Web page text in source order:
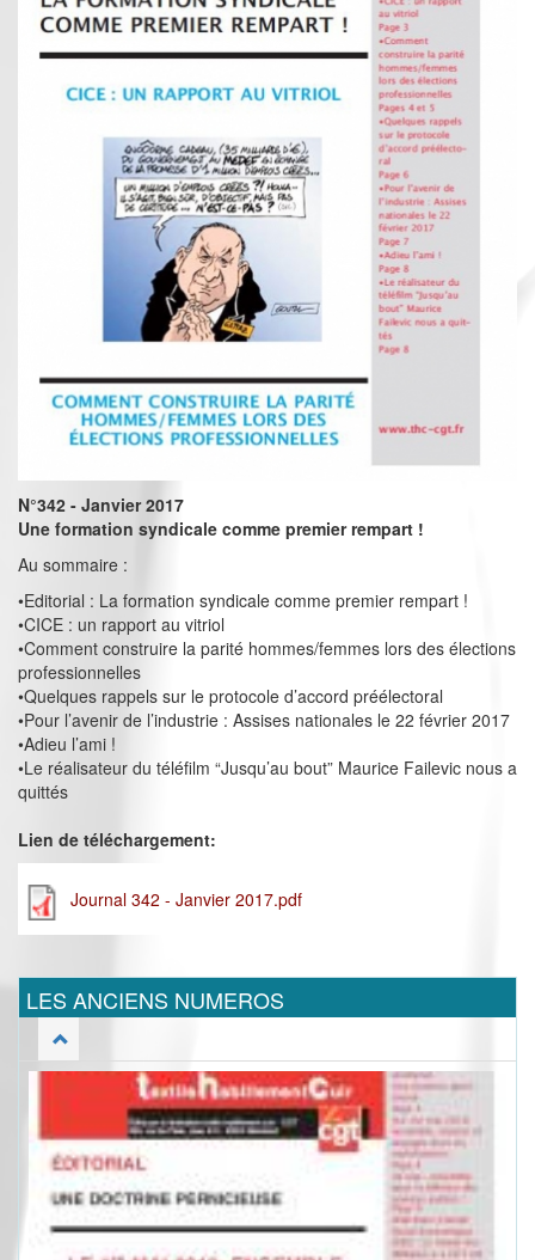
N°342 - Janvier 2017
Une formation syndicale comme premier rempart !
Au sommaire :
•Editorial : La formation syndicale comme premier rempart !
•CICE : un rapport au vitriol
•Comment construire la parité hommes/femmes lors des élections
professionnelles
•Quelques rappels sur le protocole d’accord préélectoral
•Pour l’avenir de l’industrie : Assises nationales le 22 février 2017
•Adieu l’ami !
•Le réalisateur du téléfilm “Jusqu’au bout” Maurice Failevic nous a
quittés
Lien de téléchargement:
Journal 342 - Janvier 2017.pdf
LES ANCIENS NUMEROS